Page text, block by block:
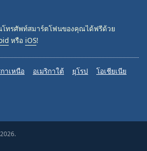
ทรศัพท์สมาร์ตโฟนของคุณได้ฟรีด้วย
หรือ iOS!
าเหนือ อเมริกาใต้ ยุโรป โอเชียเนีย